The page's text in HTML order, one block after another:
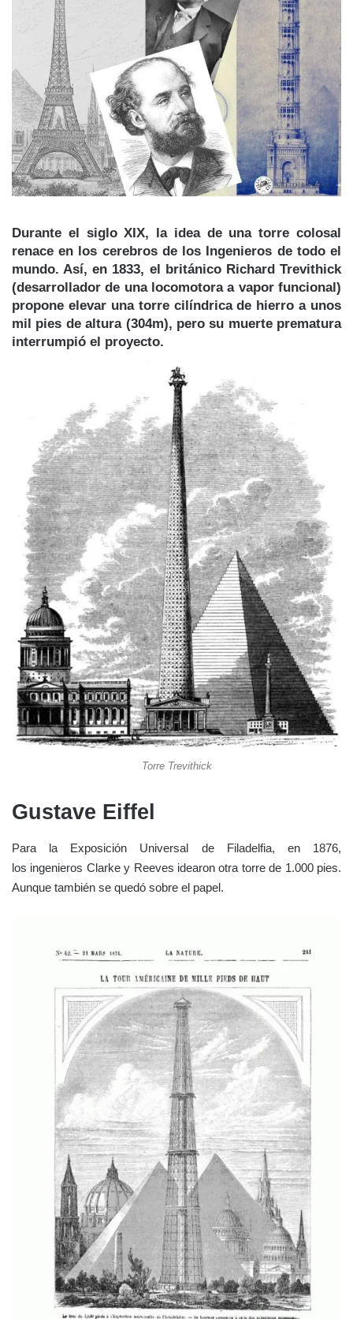
Durante el siglo XIX, la idea de una torre colosal
renace en los cerebros de los Ingenieros de todo el
mundo. Así, en 1833, el británico Richard Trevithick
(desarrollador de una locomotora a vapor funcional)
propone elevar una torre cilíndrica de hierro a unos
mil pies de altura (304m), pero su muerte prematura
interrumpió el proyecto.
Torre Trevithick
Gustave Eiffel
Para la Exposición Universal de Filadelfia, en 1876,
los ingenieros Clarke y Reeves idearon otra torre de 1.000 pies.
Aunque también se quedó sobre el papel.